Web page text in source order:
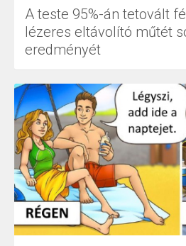
A teste 95%-án tetovált
lézeres eltávolító műtét
eredményét